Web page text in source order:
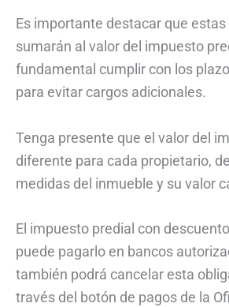
Es importante destacar que
sumarán al valor del impuesto
fundamental cumplir con los
para evitar cargos adicionales.
Tenga presente que el valor del
diferente para cada propietario,
medidas del inmueble y su valor
El impuesto predial con
puede pagarlo en bancos
también podrá cancelar esta
través del botón de pagos de la